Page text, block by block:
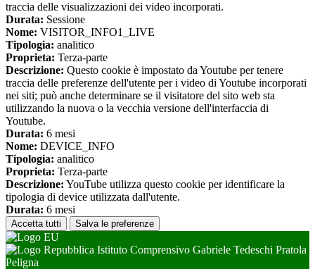
traccia delle visualizzazioni dei video incorporati.
Durata: Sessione
Nome: VISITOR_INFO1_LIVE
Tipologia: analitico
Proprieta: Terza-parte
Descrizione: Questo cookie è impostato da Youtube per tenere
traccia delle preferenze dell'utente per i video di Youtube incorporati
nei siti; può anche determinare se il visitatore del sito web sta
utilizzando la nuova o la vecchia versione dell'interfaccia di
Youtube.
Durata: 6 mesi
Nome: DEVICE_INFO
Tipologia: analitico
Proprieta: Terza-parte
Descrizione: YouTube utilizza questo cookie per identificare la
tipologia di device utilizzata dall'utente.
Durata: 6 mesi
Accetta tutti Salva le preferenze
Istituto Comprensivo Gabriele Tedeschi Pratola
Peligna